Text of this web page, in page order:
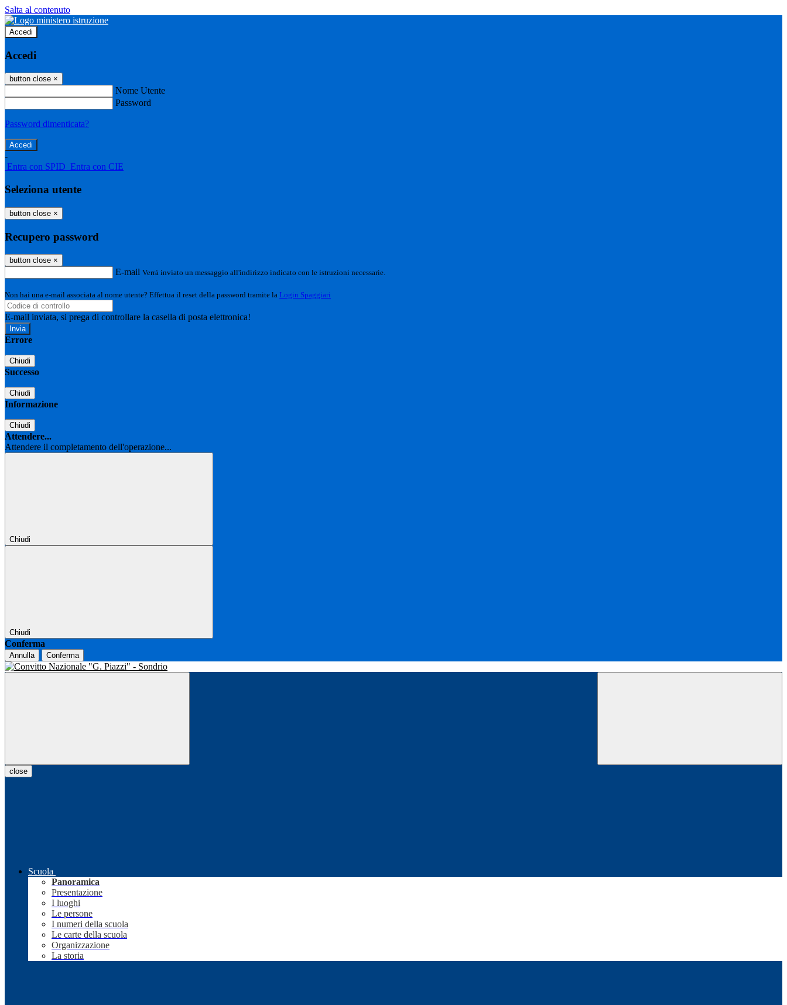
Salta al contenuto
Accedi
Accedi
button close ×
Nome Utente
Password
Password dimenticata?
-
Entra con SPID Entra con CIE
Seleziona utente
button close ×
Recupero password
button close ×
E-mail Verrà inviato un messaggio all'indirizzo indicato con le istruzioni necessarie.
Non hai una e-mail associata al nome utente? Effettua il reset della password tramite la Login Spaggiari
E-mail inviata, si prega di controllare la casella di posta elettronica!
Errore
Chiudi
Successo
Chiudi
Informazione
Chiudi
Attendere...
Attendere il completamento dell'operazione...
Chiudi
Chiudi
Conferma
Annulla Conferma
close
Scuola
Panoramica
Presentazione
I luoghi
Le persone
I numeri della scuola
Le carte della scuola
Organizzazione
La storia